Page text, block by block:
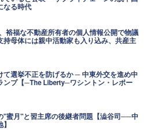
なる時代
裕福な不動産所有者の個人情報公開で物議
母体には親中活動家も入り込み、共産主
て選挙不正を防げるか ─ 中東外交を進め中
ンプ【─The Liberty─ワシントン・レポー
"蜜月"と習主席の後継者問題【澁谷司──中